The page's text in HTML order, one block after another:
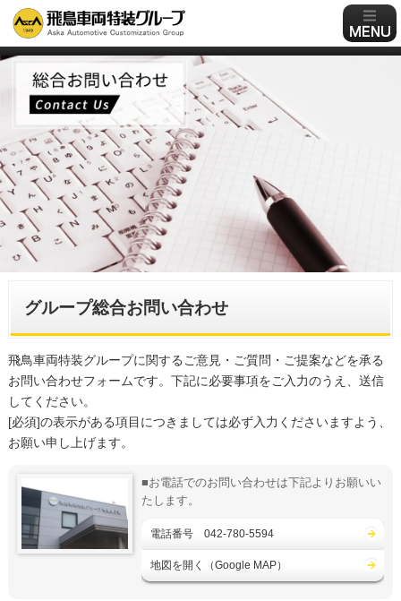
グループ総合お問い合わせ
飛鳥車両特装グループに関するご意見・ご質問・ご提案などを承る
お問い合わせフォームです。下記に必要事項をご入力のうえ、送信
してください。
[必須]の表示がある項目につきましては必ず入力くださいますよう、
お願い申し上げます。
■お電話でのお問い合わせは下記よりお願いい
たします。
電話番号 042-780-5594
地図を開く（Google MAP）